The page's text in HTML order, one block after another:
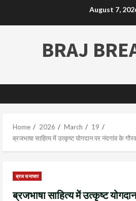
August 7,
BRAJ
Home 2026 March
19
ब्रजभाषा साहित्य में उत्कृष्ट योगदान पर नंदगांव के
ब्रज समाचार
ब्रजभाषा साहित्य में उत्कृष्ट